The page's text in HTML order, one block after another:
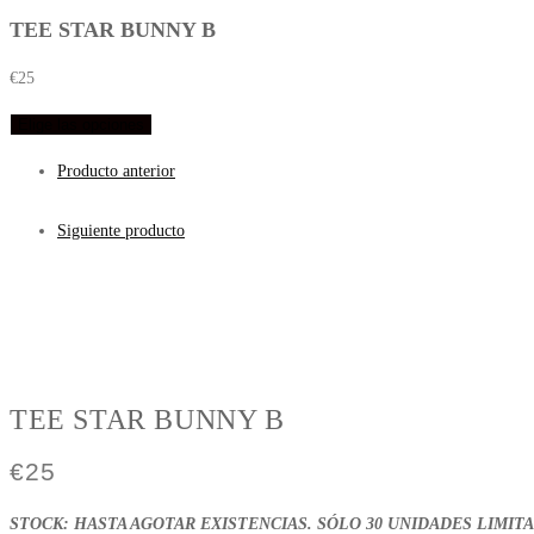
TEE STAR BUNNY B
€25
Producto anterior
Siguiente producto
TEE STAR BUNNY B
€25
STOCK: HASTA AGOTAR EXISTENCIAS. SÓLO 30 UNIDADES